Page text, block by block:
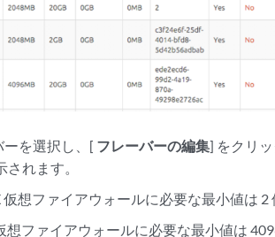
ーを選択し、[ フレーバーの編集] をクリ
れます。
想ファイアウォールに必要な最小値は 2
ファイアウォールに必要な最小値は